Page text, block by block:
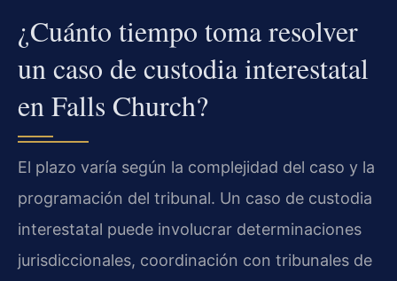
¿Cuánto tiempo toma resolver
un caso de custodia interestatal
en Falls Church?
El plazo varía según la complejidad del caso y la
programación del tribunal. Un caso de custodia
interestatal puede involucrar determinaciones
jurisdiccionales, coordinación con tribunales de